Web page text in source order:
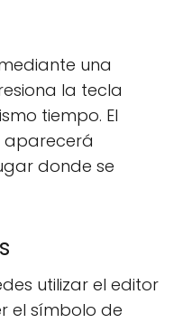
una
la tecla
tiempo. El
aparecerá
donde se
utilizar el editor
el símbolo de